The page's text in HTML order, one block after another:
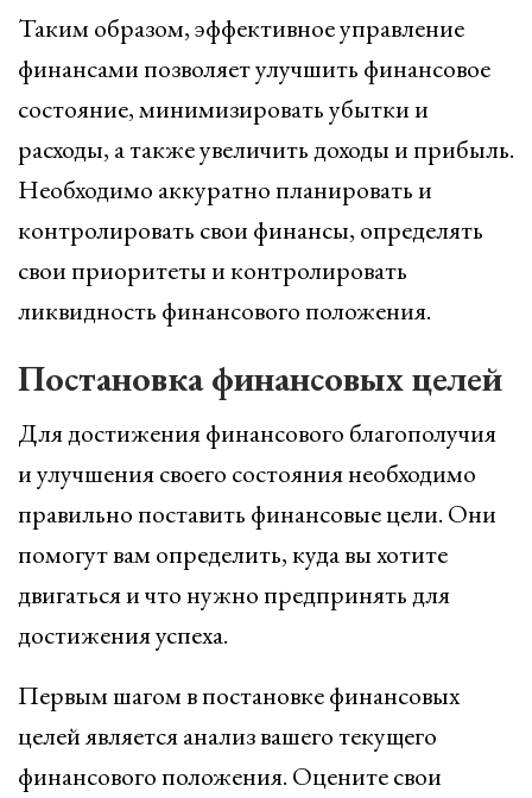
Таким образом, эффективное управление
финансами позволяет улучшить финансовое
состояние, минимизировать убытки и
расходы, а также увеличить доходы и прибыль.
Необходимо аккуратно планировать и
контролировать свои финансы, определять
свои приоритеты и контролировать
ликвидность финансового положения.
Постановка финансовых целей
Для достижения финансового благополучия
и улучшения своего состояния необходимо
правильно поставить финансовые цели. Они
помогут вам определить, куда вы хотите
двигаться и что нужно предпринять для
достижения успеха.
Первым шагом в постановке финансовых
целей является анализ вашего текущего
финансового положения. Оцените свои